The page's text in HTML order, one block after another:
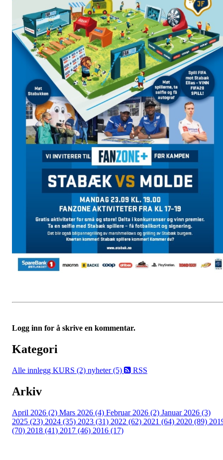
Logg inn for å skrive en kommentar.
Kategori
Alle innlegg KURS (2) nyheter (5) RSS
Arkiv
April 2026 (2) Mars 2026 (4) Februar 2026 (2) Januar 2026 (3)
2025 (23) 2024 (35) 2023 (31) 2022 (62) 2021 (64) 2020 (89)
(70) 2018 (41) 2017 (46) 2016 (17)